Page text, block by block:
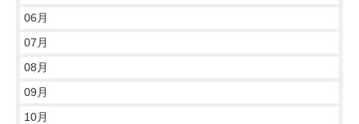
06月
07月
08月
09月
10月